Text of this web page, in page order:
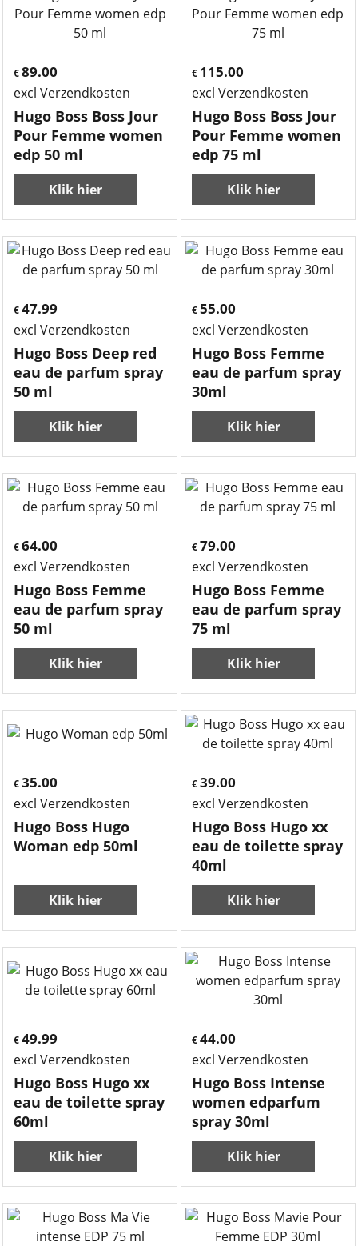
€ 89.00
excl Verzendkosten
Hugo Boss Boss Jour
Pour Femme women
edp 50 ml
Klik hier
€ 115.00
excl Verzendkosten
Hugo Boss Boss Jour
Pour Femme women
edp 75 ml
Klik hier
€ 47.99
excl Verzendkosten
Hugo Boss Deep red
eau de parfum spray
50 ml
Klik hier
€55.00
excl Verzendkosten
Hugo Boss Femme
eau de parfum spray
30ml
Klik hier
€ 64.00
excl Verzendkosten
Hugo Boss Femme
eau de parfum spray
50 ml
Klik hier
€79.00
excl Verzendkosten
Hugo Boss Femme
eau de parfum spray
75 ml
Klik hier
€ 35.00
excl Verzendkosten
Hugo Boss Hugo
Woman edp 50ml
Klik hier
€39.00
excl Verzendkosten
Hugo Boss Hugo xx
eau de toilette spray
40ml
Klik hier
€ 49.99
excl Verzendkosten
Hugo Boss Hugo xx
eau de toilette spray
60ml
Klik hier
€44.00
excl Verzendkosten
Hugo Boss Intense
women edparfum
spray 30ml
Klik hier